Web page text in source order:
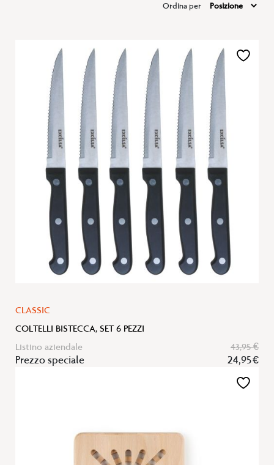
Ordina per
CLASSIC
COLTELLI BISTECCA, SET 6 PEZZI
Listino aziendale
43,95 €
Prezzo speciale 24,95 €
Aggiungi
Aggiungi